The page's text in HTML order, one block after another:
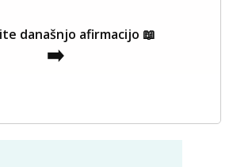
današnjo afirmacijo 📖
➡️